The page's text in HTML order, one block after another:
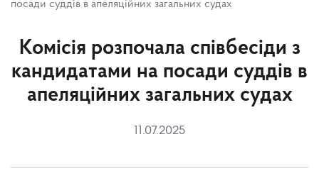
посади суддів в апеляційних загальних судах
Комісія розпочала співбесіди з
кандидатами на посади суддів в
апеляційних загальних судах
11.07.2025